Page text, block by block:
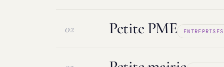
Logiciel ESMS & DUI Protection
02 Petite PME